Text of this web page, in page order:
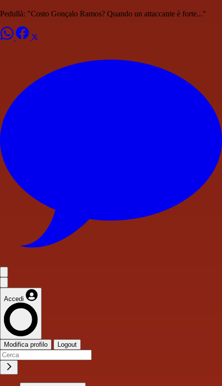
Pedullà: "Costo Gonçalo Ramos? Quando un attaccante è forte..."
Accedi
Modifica profilo Logout